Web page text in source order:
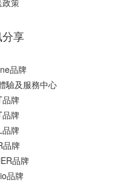
政策
享
品牌
驗及服務中心
品牌
品牌
品牌
品牌
品牌
品牌